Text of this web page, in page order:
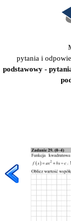
pytania i
podstawowy -